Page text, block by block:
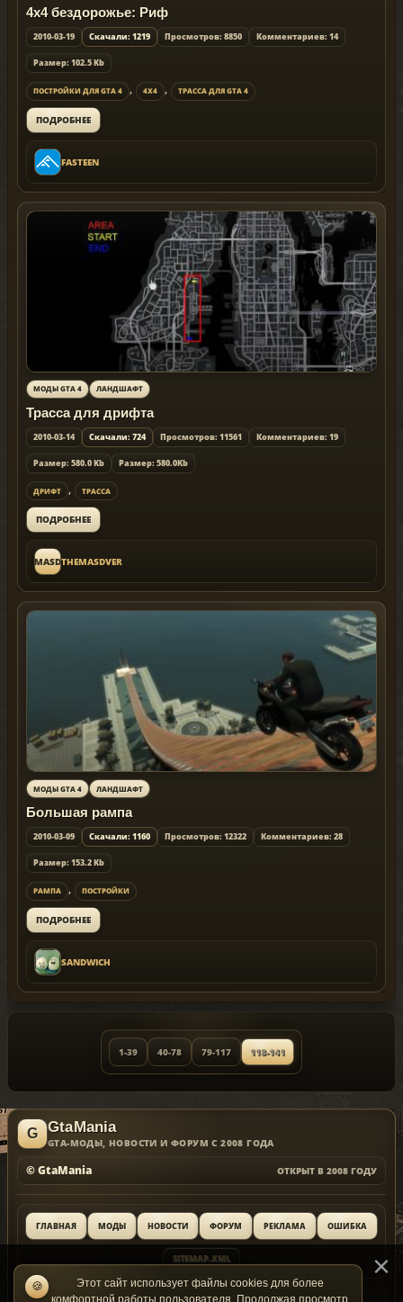
4x4 бездорожье: Риф
2010-03-19 Скачали: 1219 Просмотров: 8850 Комментариев: 14
Размер: 102.5 Kb
ПОСТРОЙКИ ДЛЯ GTA 4 , 4X4 , ТРАССА ДЛЯ GTA 4
ПОДРОБНЕЕ
FASTEEN
МОДЫ GTA 4 ЛАНДШАФТ
Трасса для дрифта
2010-03-14 Скачали: 724 Просмотров: 11561 Комментариев: 19
Размер: 580.0 Kb Размер: 580.0Kb
ДРИФТ , ТРАССА
ПОДРОБНЕЕ
THEMASDVERTHEMASDVER
МОДЫ GTA 4 ЛАНДШАФТ
Большая рампа
2010-03-09 Скачали: 1160 Просмотров: 12322 Комментариев: 28
Размер: 153.2 Kb
РАМПА , ПОСТРОЙКИ
ПОДРОБНЕЕ
SANDWICH
1-39 40-78 79-117 118-141
GtaMania
GTA-МОДЫ, НОВОСТИ И ФОРУМ С 2008 ГОДА
© GtaMania ОТКРЫТ В 2008 ГОДУ
ГЛАВНАЯ МОДЫ НОВОСТИ ФОРУМ РЕКЛАМА ОШИБКА
SITEMAP.XML
🍪
Этот сайт использует файлы cookies для более
комфортной работы пользователя. Продолжая просмотр